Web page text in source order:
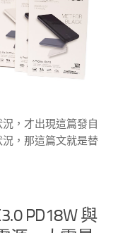
，才出現這篇發自
，那這篇文就是替
PD18W 與